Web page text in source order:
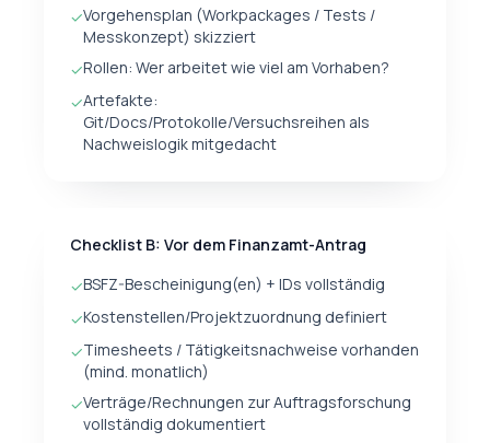
✓Vorgehensplan (Workpackages / Tests /
Messkonzept) skizziert
✓Rollen: Wer arbeitet wie viel am Vorhaben?
✓Artefakte:
Git/Docs/Protokolle/Versuchsreihen als
Nachweislogik mitgedacht
Checklist B: Vor dem Finanzamt-Antrag
✓BSFZ-Bescheinigung(en) + IDs vollständig
✓Kostenstellen/Projektzuordnung definiert
✓Timesheets / Tätigkeitsnachweise vorhanden
(mind. monatlich)
✓Verträge/Rechnungen zur Auftragsforschung
vollständig dokumentiert